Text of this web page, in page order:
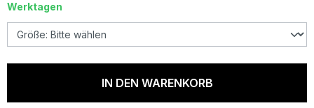
Werktagen
IN DEN WARENKORB